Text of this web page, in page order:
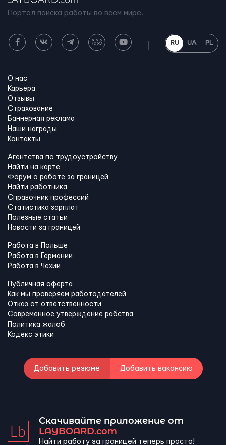
Портал поиска работы во всем мире.
RU UA PL
О нас
Карьера
Отзывы
Страхование
Баннерная реклама
Наши награды
Контакты
Агентства по трудоустройству
Найти на карте
Форум о работе за границей
Найти работника
Справочник профессий
Статистика зарплат
Полезные статьи
Новости за границей
Работа в Польше
Работа в Германии
Работа в Чехии
Публичная оферта
Как мы проверяем работодателей
Отказ от ответственности
Современное утверждение рабства
Политика жалоб
Кодекс этики
Добавить резюме Добавить вакансию
Скачивайте приложение от
LAYBOARD.com
Найти работу за границей теперь просто!